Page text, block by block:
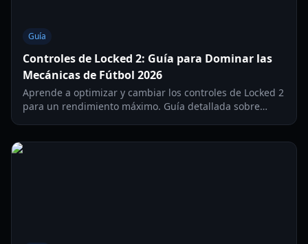
Guía
Controles de Locked 2: Guía para Dominar las
Mecánicas de Fútbol 2026
Aprende a optimizar y cambiar los controles de Locked 2
para un rendimiento máximo. Guía detallada sobre